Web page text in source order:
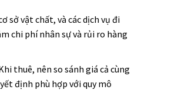
sở vật chất, và các dịch vụ đi
chi phí nhân sự và rủi ro hàng
thuê, nên so sánh giá cả cùng
định phù hợp với quy mô